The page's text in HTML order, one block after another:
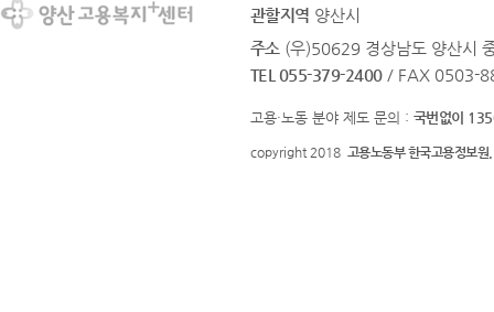
관할지역 양산시
주소 (우)50629 경상남도 양산시
TEL 055-379-2400 / FAX 0503-
고용·노동 분야 제도 문의 : 국번없이
copyright 2018 고용노동부 한국고용정보원.